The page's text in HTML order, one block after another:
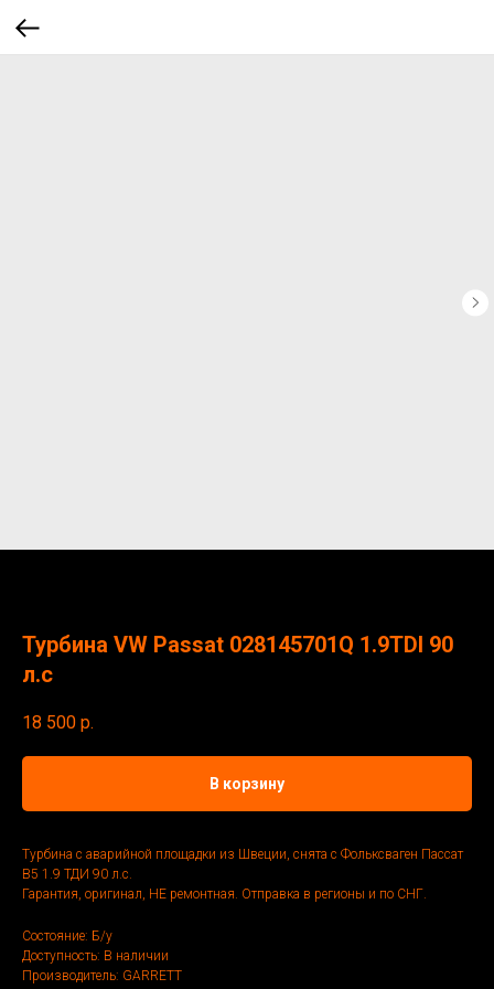
Турбина VW Passat 028145701Q 1.9TDI 90
л.с
18 500 р.
В корзину
Турбина с аварийной площадки из Швеции, снята с Фольксваген Пассат
В5 1.9 ТДИ 90 л.с.
Гарантия, оригинал, НЕ ремонтная. Отправка в регионы и по СНГ.
Состояние: Б/у
Доступность: В наличии
Производитель: GARRETT